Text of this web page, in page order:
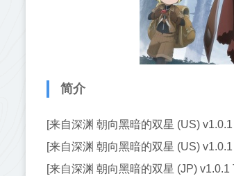
简介
[来自深渊 朝向黑暗的双星 (US)
[来自深渊 朝向黑暗的双星 (US)
[来自深渊 朝向黑暗的双星 (JP)